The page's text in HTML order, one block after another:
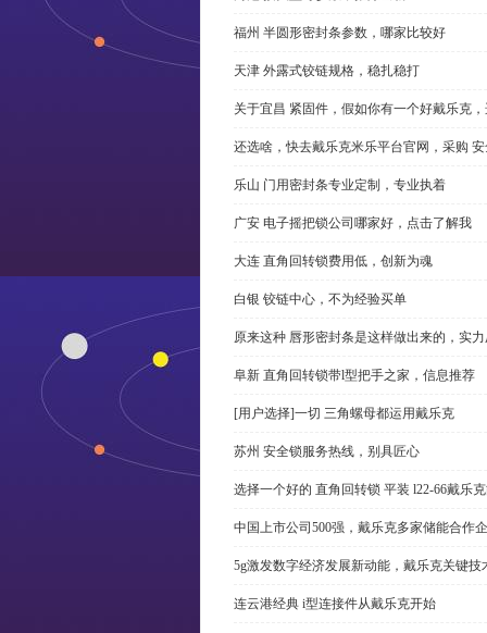
福州 半圆形密封条参数，哪家比较好
天津 外露式铰链规格，稳扎稳打
关于宜昌 紧固件，假如你有一个好戴乐克
还选啥，快去戴乐克米乐平台官网，采购
乐山 门用密封条专业定制，专业执着
广安 电子摇把锁公司哪家好，点击了解我
大连 直角回转锁费用低，创新为魂
白银 铰链中心，不为经验买单
原来这种 唇形密封条是这样做出来的，实
阜新 直角回转锁带l型把手之家，信息推荐
[用户选择]一切 三角螺母都运用戴乐克
苏州 安全锁服务热线，别具匠心
选择一个好的 直角回转锁 平装 l22-66戴乐
中国上市公司500强，戴乐克多家储能合作
5g激发数字经济发展新动能，戴乐克关键技
连云港经典 i型连接件从戴乐克开始